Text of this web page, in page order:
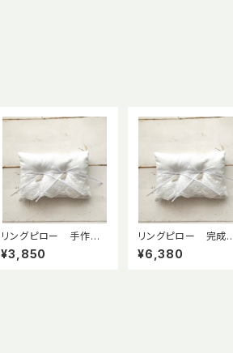
リングピロー 手作り
キット 【leaf】リーフ
プラチナカラー 幅広レ
¥3,850
リングピロー 完成
品 【leaf】リーフ プ
ラチナカラー 幅広レ
¥6,380